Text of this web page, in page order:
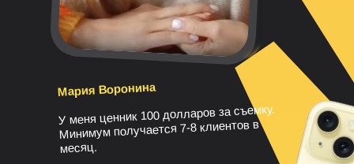
Мария Воронина
У меня ценник 100 долларов за съемку.
Минимум получается 7-8 клиентов в
месяц.